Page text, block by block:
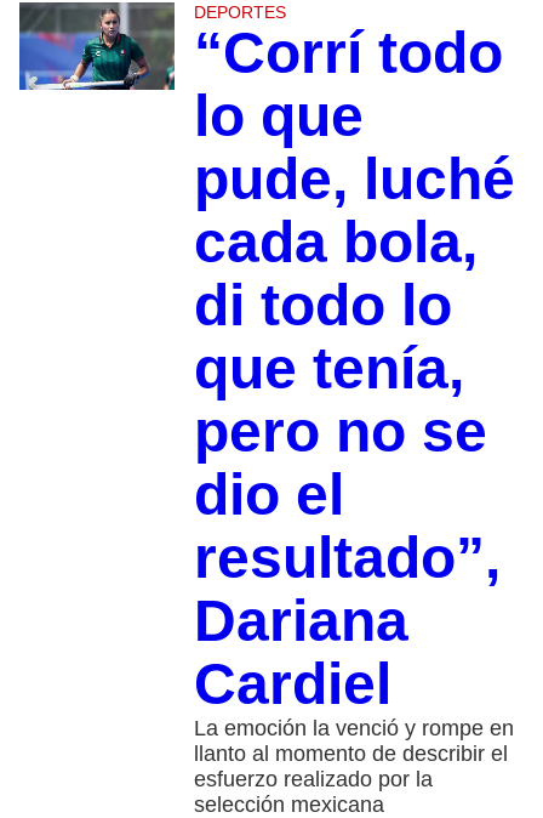
DEPORTES
“Corrí todo
lo que
pude, luché
cada bola,
di todo lo
que tenía,
pero no se
dio el
resultado”,
Dariana
Cardiel
La emoción la venció y rompe en
llanto al momento de describir el
esfuerzo realizado por la
selección mexicana